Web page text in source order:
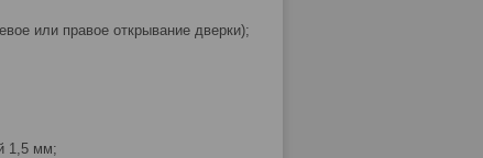
или правое открывание дверки);
1,5 мм;